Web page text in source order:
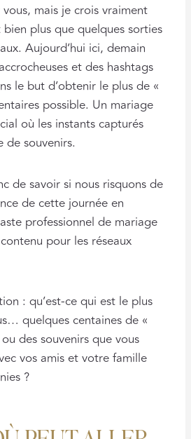
mais je crois vraiment
bien plus que quelques sorties
Aujourd’hui ici, demain
et des hashtags
le but d’obtenir le plus de «
possible. Un mariage
où les instants capturés
souvenirs.
de savoir si nous risquons de
de cette journée en
professionnel de mariage
pour les réseaux
: qu’est-ce qui est le plus
quelques centaines de «
ou des souvenirs que vous
vos amis et votre famille
?